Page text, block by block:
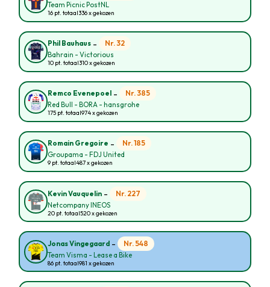
Team Picnic PostNL
16 pt. totaal336 x gekozen
Phil Bauhaus - Nr. 32
Bahrain - Victorious
10 pt. totaal310 x gekozen
Remco Evenepoel - Nr. 385
Red Bull - BORA - hansgrohe
175 pt. totaal974 x gekozen
Romain Gregoire - Nr. 185
Groupama - FDJ United
9 pt. totaal487 x gekozen
Kevin Vauquelin - Nr. 227
Netcompany INEOS
20 pt. totaal520 x gekozen
Jonas Vingegaard - Nr. 548
Team Visma - Lease a Bike
86 pt. totaal981 x gekozen